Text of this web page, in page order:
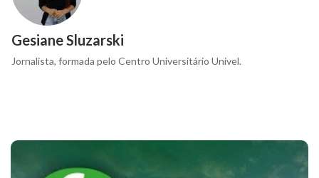
Gesiane Sluzarski
Jornalista, formada pelo Centro Universitário Univel.